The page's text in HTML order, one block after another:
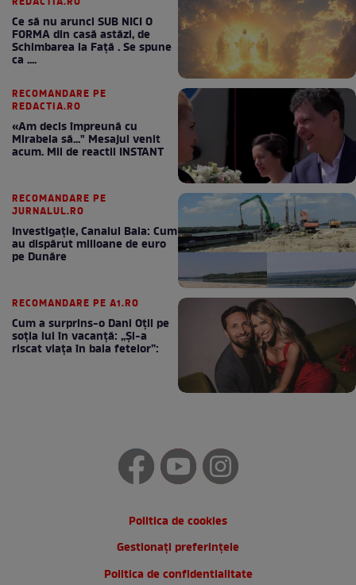
Ce să nu arunci SUB NICI O
FORMA din casă astăzi, de
Schimbarea la Față . Se spune
ca ....
RECOMANDARE PE
REDACTIA.RO
«Am decis împreună cu
Mirabela să..." Mesajul venit
acum. Mii de reactii INSTANT
RECOMANDARE PE
JURNALUL.RO
Investigație, Canalul Bala: Cum
au dispărut milioane de euro
pe Dunăre
RECOMANDARE PE A1.RO
Cum a surprins-o Dani Oțil pe
soția lui în vacanță: „Și-a
riscat viața în baia fetelor”:
Politica de cookies
Gestionați preferințele
Politica de confidentialitate